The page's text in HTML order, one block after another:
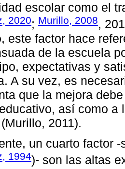
escolar como el
2020; Murillo, 2008,
este factor hace
de la escuela
expectativas y
A su vez, es
que la mejora
así como a
2011).
un cuarto factor
1994)- son las altas